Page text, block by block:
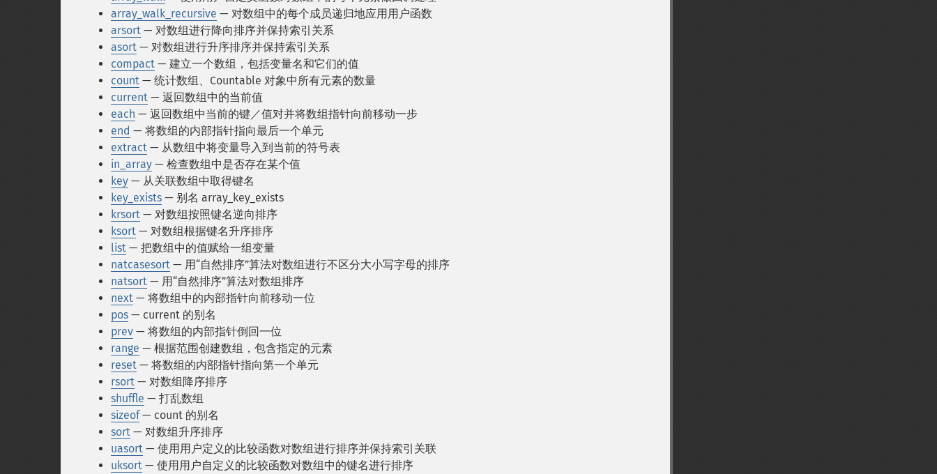
array_walk_recursive — 对数组中的每个成员递归地应用用户函数
arsort — 对数组进行降向排序并保持索引关系
asort — 对数组进行升序排序并保持索引关系
compact — 建立一个数组，包括变量名和它们的值
count — 统计数组、Countable 对象中所有元素的数量
current — 返回数组中的当前值
each — 返回数组中当前的键／值对并将数组指针向前移动一步
end — 将数组的内部指针指向最后一个单元
extract — 从数组中将变量导入到当前的符号表
in_array — 检查数组中是否存在某个值
key — 从关联数组中取得键名
key_exists — 别名 array_key_exists
krsort — 对数组按照键名逆向排序
ksort — 对数组根据键名升序排序
list — 把数组中的值赋给一组变量
natcasesort — 用“自然排序”算法对数组进行不区分大小写字母的排序
natsort — 用“自然排序”算法对数组排序
next — 将数组中的内部指针向前移动一位
pos — current 的别名
prev — 将数组的内部指针倒回一位
range — 根据范围创建数组，包含指定的元素
reset — 将数组的内部指针指向第一个单元
rsort — 对数组降序排序
shuffle — 打乱数组
sizeof— count 的别名
sort — 对数组升序排序
uasort — 使用用户定义的比较函数对数组进行排序并保持索引关联
uksort — 使用用户自定义的比较函数对数组中的键名进行排序